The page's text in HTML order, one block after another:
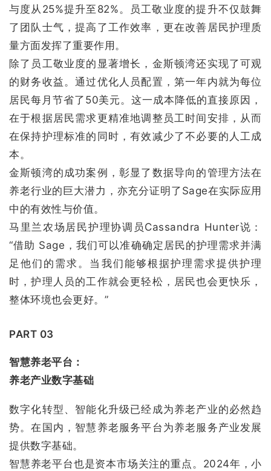
与度从25%提升至82%。员工敬业度的提升不仅鼓舞
了团队士气，提高了工作效率，更在改善居民护理质
量方面发挥了重要作用。
除了员工敬业度的显著增长，金斯顿湾还实现了可观
的财务收益。通过优化人员配置，第一年内就为每位
居民每月节省了50美元。这一成本降低的直接原因，
在于根据居民需求更精准地调整员工时间安排，从而
在保持护理标准的同时，有效减少了不必要的人工成
本。
金斯顿湾的成功案例，彰显了数据导向的管理方法在
养老行业的巨大潜力，亦充分证明了Sage在实际应用
中的有效性与价值。
马里兰农场居民护理协调员Cassandra Hunter说：
“借助 Sage，我们可以准确确定居民的护理需求并满
足他们的需求。当我们能够根据护理需求提供护理
时，护理人员的工作就会更轻松，居民也会更快乐，
整体环境也会更好。”
PART 03
智慧养老平台：
养老产业数字基础
数字化转型、智能化升级已经成为养老产业的必然趋
势。在国内，智慧养老服务平台为养老服务产业发展
提供数字基础。
智慧养老平台也是资本市场关注的重点。2024年，小